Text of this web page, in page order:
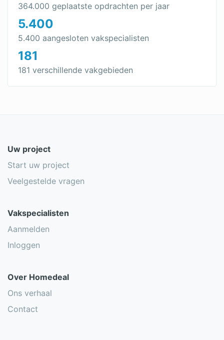
364.000 geplaatste opdrachten per jaar
5.400
5.400 aangesloten vakspecialisten
181
181 verschillende vakgebieden
Uw project
Start uw project
Veelgestelde vragen
Vakspecialisten
Aanmelden
Inloggen
Over Homedeal
Ons verhaal
Contact